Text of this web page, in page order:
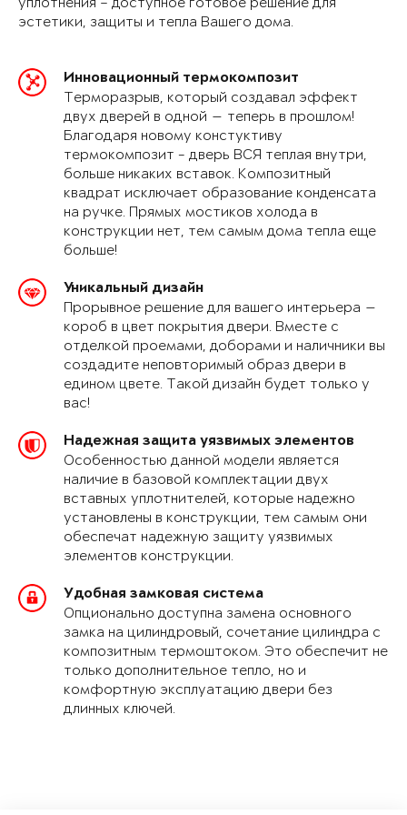
уплотнения – доступное готовое решение для
эстетики, защиты и тепла Вашего дома.
Инновационный термокомпозит
Терморазрыв, который создавал эффект
двух дверей в одной — теперь в прошлом!
Благодаря новому констуктиву
термокомпозит - дверь ВСЯ теплая внутри,
больше никаких вставок. Композитный
квадрат исключает образование конденсата
на ручке. Прямых мостиков холода в
конструкции нет, тем самым дома тепла еще
больше!
Уникальный дизайн
Прорывное решение для вашего интерьера —
короб в цвет покрытия двери. Вместе с
отделкой проемами, доборами и наличники вы
создадите неповторимый образ двери в
едином цвете. Такой дизайн будет только у
вас!
Надежная защита уязвимых элементов
Особенностью данной модели является
наличие в базовой комплектации двух
вставных уплотнителей, которые надежно
установлены в конструкции, тем самым они
обеспечат надежную защиту уязвимых
элементов конструкции.
Удобная замковая система
Опционально доступна замена основного
замка на цилиндровый, сочетание цилиндра с
композитным термоштоком. Это обеспечит не
только дополнительное тепло, но и
комфортную эксплуатацию двери без
длинных ключей.